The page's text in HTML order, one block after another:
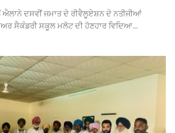
ਦਸਵੀਂ ਜਮਾਤ ਦੇ ਰੀਵੈਲੂਏਸ਼ਨ ਦੇ ਨਤੀਜੀਆਂ
ਸੈਕੰਡਰੀ ਸਕੂਲ ਮਲੋਟ ਦੀ ਹੋਣਹਾਰ ਵਿਦਿਆ...